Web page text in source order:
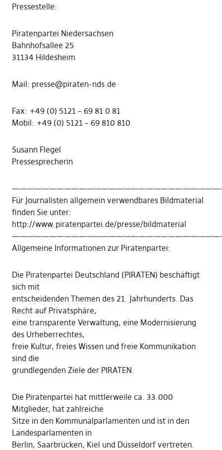
Pressestelle:
Piratenpartei Niedersachsen
Bahnhofsallee 25
31134 Hildesheim
Mail: presse@piraten-nds.de
Fax: +49 (0) 5121 – 69 81 0 81
Mobil: +49 (0) 5121 – 69 810 810
Susann Flegel
Pressesprecherin
Für Journalisten allgemein verwendbares Bildmaterial
finden Sie unter:
http://www.piratenpartei.de/presse/bildmaterial
Allgemeine Informationen zur Piratenpartei:
Die Piratenpartei Deutschland (PIRATEN) beschäftigt
sich mit
entscheidenden Themen des 21. Jahrhunderts. Das
Recht auf Privatsphäre,
eine transparente Verwaltung, eine Modernisierung
des Urheberrechtes,
freie Kultur, freies Wissen und freie Kommunikation
sind die
grundlegenden Ziele der PIRATEN.
Die Piratenpartei hat mittlerweile ca. 33.000
Mitglieder, hat zahlreiche
Sitze in den Kommunalparlamenten und ist in den
Landesparlamenten in
Berlin, Saarbrücken, Kiel und Düsseldorf vertreten.